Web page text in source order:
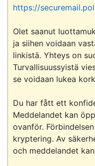
https://
Olet saanut
ja siihen voidaan
linkistä. Yhteys on
Turvallisuussyistä
se voidaan lukea
Du har fått ett
Meddelandet kan
ovanför.
kryptering. Av
och meddelandet